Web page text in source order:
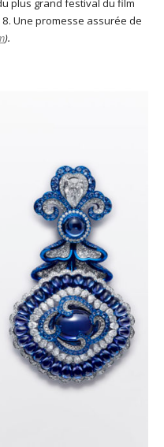
plus grand festival du film
Une promesse assurée de
).